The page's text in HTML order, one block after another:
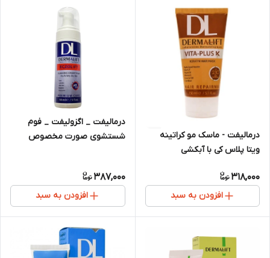
درمالیفت - ماسک مو کراتینه
ویتا پلاس کی با آبکشی
318,000
افزودن به سبد
درمالیفت _ اگزولیفت _ فوم
شستشوی صورت مخصوص
387,000
افزودن به سبد